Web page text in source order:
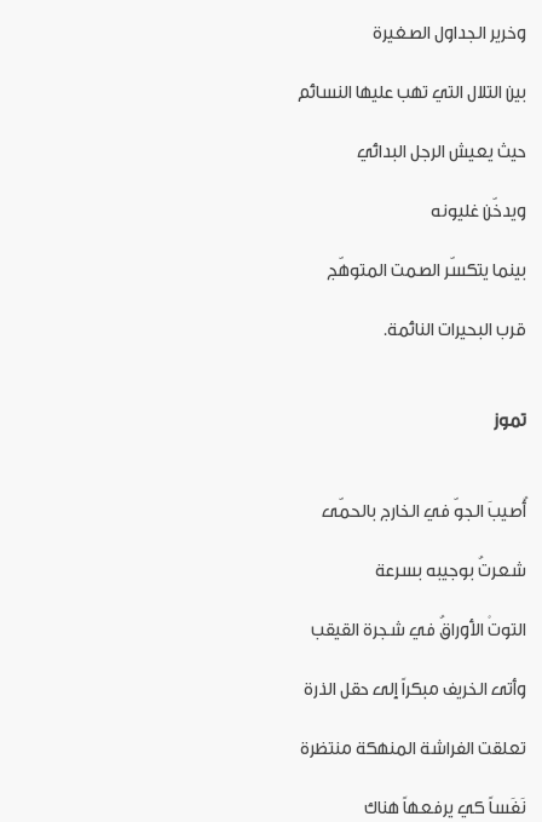
وخرير الجداول الصغيرة
بين التلال التي تهب عليها النسائم
حيث يعيش الرجل البدائي
ويدخّن غليونه
بينما يتكسّر الصمت المتوهّج
قرب البحيرات النائمة.
تموز
أُصيبَ الجوّ في الخارج بالحمّى
شعرتُ بوجيبه بسرعة
التوتْ الأوراقُ في شجرة القيقب
وأتى الخريف مبكراً إلى حقل الذرة
تعلقت الفراشة المنهكة منتظرة
نَفَساً كي يرفعهاً هناك